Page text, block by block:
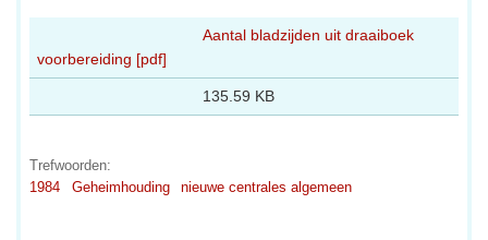
Aantal bladzijden uit draaiboek
voorbereiding [pdf]
135.59 KB
Trefwoorden:
1984
Geheimhouding nieuwe centrales algemeen